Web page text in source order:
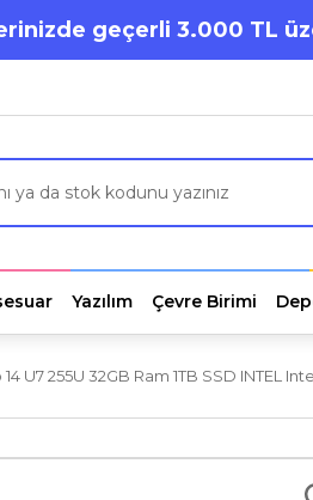
geçerli 3.000 TL
Yazılım Çevre Birimi
U7 255U 32GB Ram 1TB SSD INTEL